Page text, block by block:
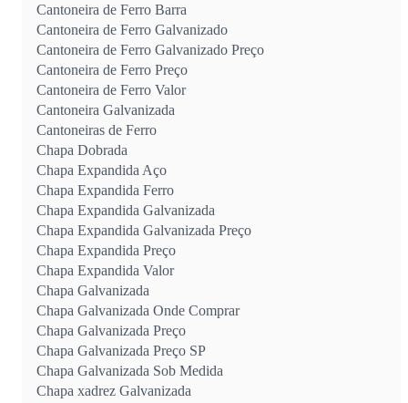
Cantoneira de Ferro Barra
Cantoneira de Ferro Galvanizado
Cantoneira de Ferro Galvanizado Preço
Cantoneira de Ferro Preço
Cantoneira de Ferro Valor
Cantoneira Galvanizada
Cantoneiras de Ferro
Chapa Dobrada
Chapa Expandida Aço
Chapa Expandida Ferro
Chapa Expandida Galvanizada
Chapa Expandida Galvanizada Preço
Chapa Expandida Preço
Chapa Expandida Valor
Chapa Galvanizada
Chapa Galvanizada Onde Comprar
Chapa Galvanizada Preço
Chapa Galvanizada Preço SP
Chapa Galvanizada Sob Medida
Chapa xadrez Galvanizada